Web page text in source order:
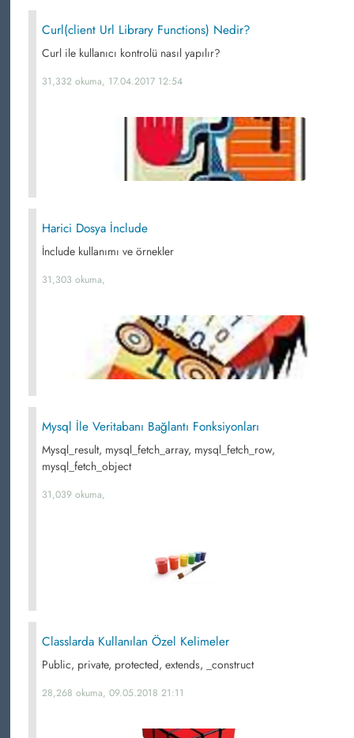
Curl(client Url Library Functions) Nedir?
Curl ile kullanıcı kontrolü nasıl yapılır?
31,332 okuma, 17.04.2017 12:54
Harici Dosya İnclude
İnclude kullanımı ve örnekler
31,303 okuma,
Mysql İle Veritabanı Bağlantı Fonksiyonları
Mysql_result, mysql_fetch_array, mysql_fetch_row,
mysql_fetch_object
31,039 okuma,
Classlarda Kullanılan Özel Kelimeler
Public, private, protected, extends, _construct
28,268 okuma, 09.05.2018 21:11